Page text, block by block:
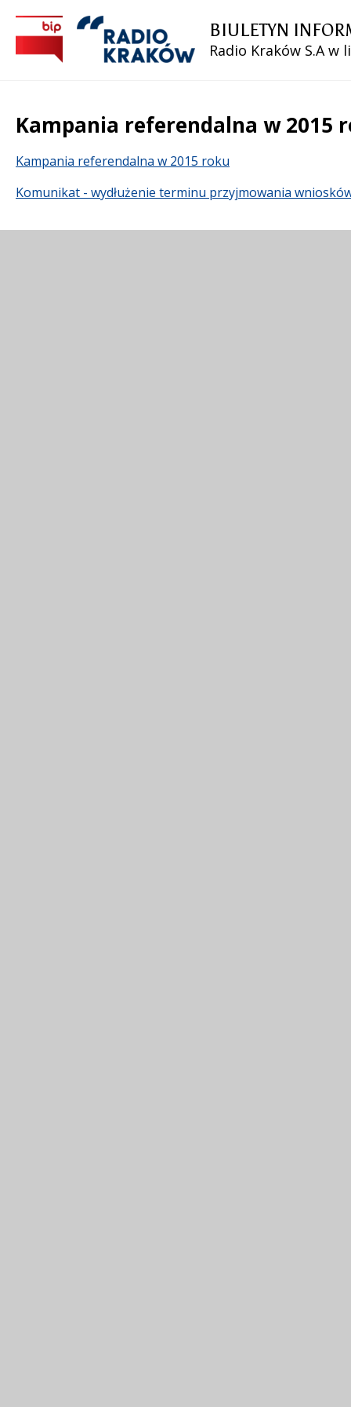
BIULETYN
Radio Kraków S.A w
Kampania referendalna w 2015
Treść
Kampania referendalna w 2015 roku
Komunikat - wydłużenie terminu przyjmowania